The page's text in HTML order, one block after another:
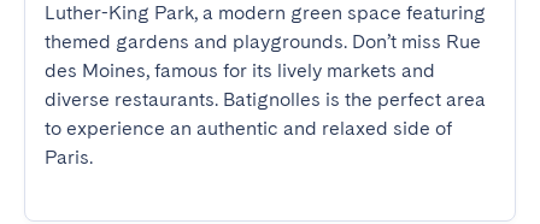
Luther-King Park, a modern green space featuring
themed gardens and playgrounds. Don’t miss Rue
des Moines, famous for its lively markets and
diverse restaurants. Batignolles is the perfect area
to experience an authentic and relaxed side of
Paris.